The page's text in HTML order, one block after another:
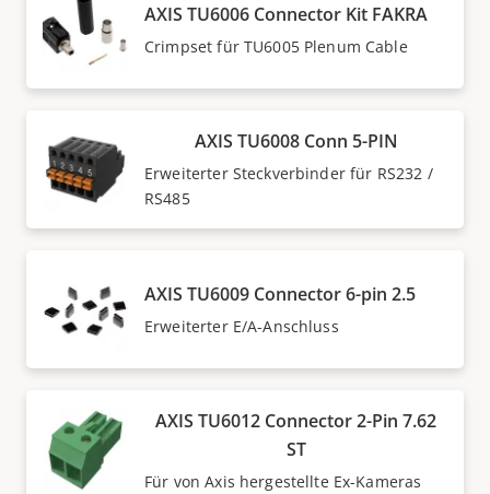
AXIS TU6006 Connector Kit FAKRA
Crimpset für TU6005 Plenum Cable
AXIS TU6008 Conn 5-PIN
Erweiterter Steckverbinder für RS232 /
RS485
AXIS TU6009 Connector 6-pin 2.5
Erweiterter E/A-Anschluss
AXIS TU6012 Connector 2-Pin 7.62
ST
Für von Axis hergestellte Ex-Kameras